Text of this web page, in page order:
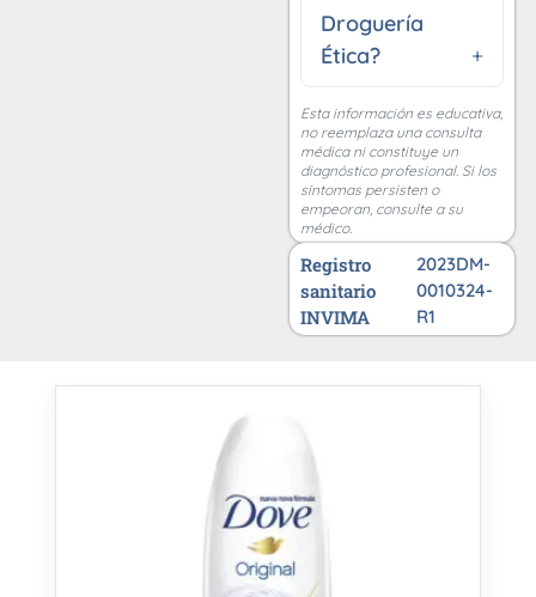
Droguería
Ética?
Esta información es educativa,
no reemplaza una consulta
médica ni constituye un
diagnóstico profesional. Si los
síntomas persisten o
empeoran, consulte a su
médico.
Registro
sanitario
INVIMA
2023DM-
0010324-
R1